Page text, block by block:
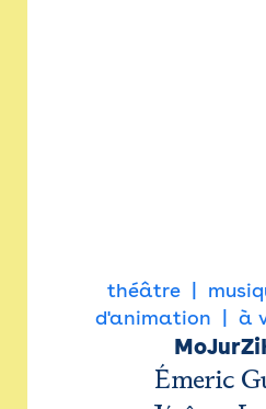
théâtre
d'animation
à
Émeric